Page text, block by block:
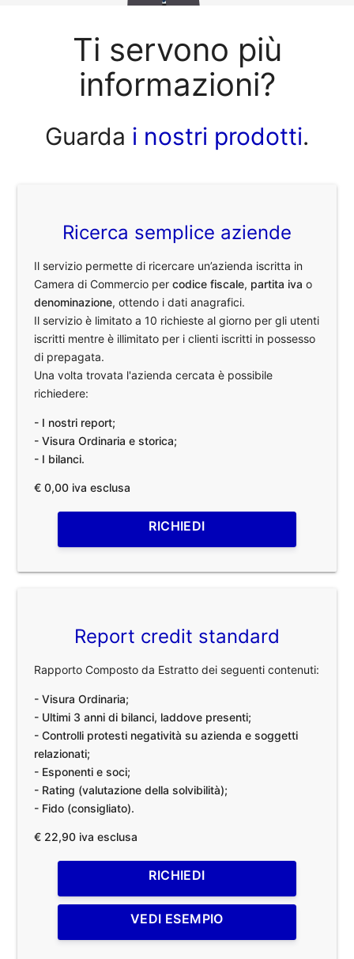
Ti servono più
informazioni?
Guarda i nostri prodotti.
Ricerca semplice aziende
Il servizio permette di ricercare un’azienda iscritta in
Camera di Commercio percodice fiscale, partita iva o
denominazione, ottendo i dati anagrafici.
Il servizio è limitato a 10 richieste al giorno per gli utenti
iscritti mentre è illimitato per i clienti iscritti in possesso
di prepagata.
Una volta trovata l'azienda cercata è possibile
richiedere:
- I nostri report;
- Visura Ordinaria e storica;
- I bilanci.
€ 0,00 iva esclusa
RICHIEDI
Report credit standard
Rapporto Composto da Estratto dei seguenti contenuti:
- Visura Ordinaria;
- Ultimi 3 anni di bilanci, laddove presenti;
- Controlli protesti negatività su azienda e soggetti
relazionati;
- Esponenti e soci;
- Rating (valutazione della solvibilità);
- Fido (consigliato).
€ 22,90 iva esclusa
RICHIEDI
VEDI ESEMPIO